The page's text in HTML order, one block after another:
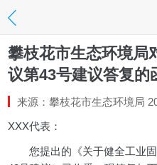
攀枝花市生态环境局
议第43号建议答复的
来源：攀枝花市生态环境局
XXX代表：
您提出的《关于健全工业固